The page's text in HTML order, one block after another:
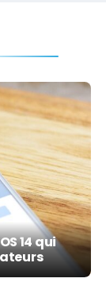
14 qui